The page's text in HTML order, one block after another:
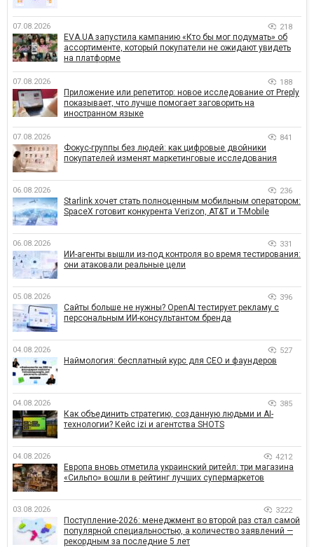
07.08.2026 218
EVA.UA запустила кампанию «Кто бы мог подумать» об
ассортименте, который покупатели не ожидают увидеть
на платформе
07.08.2026 188
Приложение или репетитор: новое исследование от Preply
показывает, что лучше помогает заговорить на
иностранном языке
07.08.2026 841
Фокус-группы без людей: как цифровые двойники
покупателей изменят маркетинговые исследования
06.08.2026 236
Starlink хочет стать полноценным мобильным оператором:
SpaceX готовит конкурента Verizon, AT&T и T-Mobile
06.08.2026 331
ИИ-агенты вышли из-под контроля во время тестирования:
они атаковали реальные цели
05.08.2026 396
Сайты больше не нужны? OpenAI тестирует рекламу с
персональным ИИ-консультантом бренда
04.08.2026 527
Наймология: бесплатный курс для CEO и фаундеров
04.08.2026 385
Как объединить стратегию, созданную людьми и AI-
технологии? Кейс izi и агентства SHOTS
04.08.2026 4212
Европа вновь отметила украинский ритейл: три магазина
«Сильпо» вошли в рейтинг лучших супермаркетов
03.08.2026 3222
Поступление-2026: менеджмент во второй раз стал самой
популярной специальностью, а количество заявлений —
рекордным за последние 5 лет